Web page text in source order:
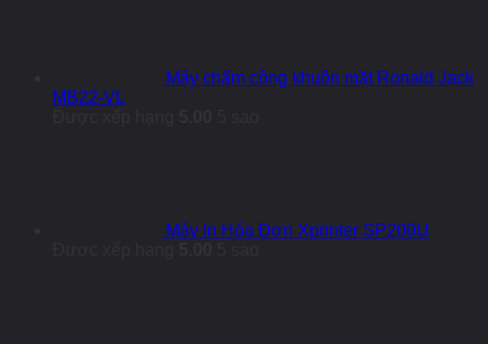
Máy chấm công khuôn mặt Ronald Jack
MB22-VL
Máy In Hóa Đơn Xprinter SP200U